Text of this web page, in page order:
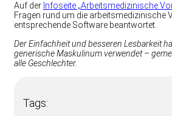
Auf der Infoseite „Arbeitsmedizinische
Fragen rund um die arbeitsmedizinische
entsprechende Software beantwortet.
Der Einfachheit und besseren Lesbarkeit
generische Maskulinum verwendet –
alle Geschlechter.
Tags: